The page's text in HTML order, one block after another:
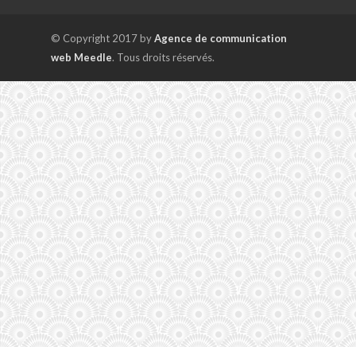
© Copyright 2017 byAgence de communication
web Meedle. Tous droits réservés.